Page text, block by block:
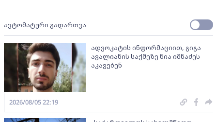
ავტომატური გადართვა
ადვოკატის ინფორმაციით, გიგა
ავალიანის საქმეზე ნია იმნაძეს
აკავებენ
2026/08/05 22:19